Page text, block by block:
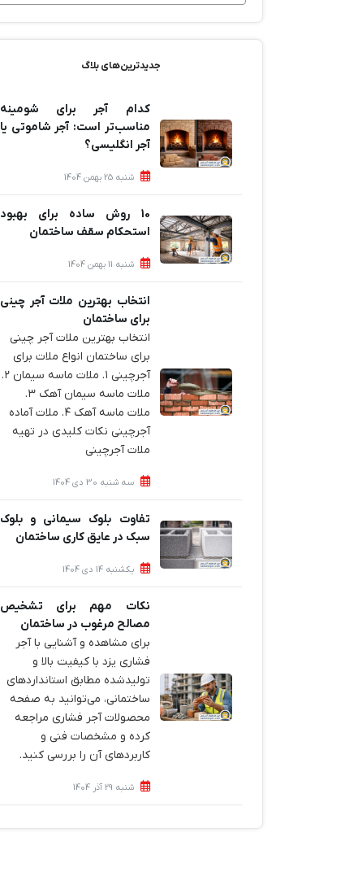
جدیدترین‌های بلاگ
کدام آجر برای شومینه
مناسب‌تر است: آجر شاموتی یا
آجر انگلیسی؟
شنبه 25 بهمن 1404
10 روش ساده برای بهبود
استحکام سقف ساختمان
شنبه 11 بهمن 1404
انتخاب بهترین ملات آجر چینی
برای ساختمان‌
انتخاب بهترین ملات آجر چینی
برای ساختمان‌ انواع ملات برای
آجرچینی ۱. ملات ماسه سیمان ۲.
ملات ماسه سیمان آهک ۳.
ملات ماسه آهک ۴. ملات آماده
آجرچینی نکات کلیدی در تهیه
ملات آجرچینی
سه شنبه 30 دی 1404
تفاوت بلوک سیمانی و بلوک
سبک در عایق کاری ساختمان
یکشنبه 14 دی 1404
نکات مهم برای تشخیص
مصالح مرغوب در ساختمان
برای مشاهده و آشنایی با آجر
فشاری یزد با کیفیت بالا و
تولیدشده مطابق استانداردهای
ساختمانی، می‌توانید به صفحه
محصولات آجر فشاری مراجعه
کرده و مشخصات فنی و
کاربردهای آن را بررسی کنید.
شنبه 29 آذر 1404